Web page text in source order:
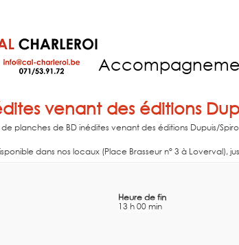
venant des éditions
planches de BD inédites venant des éditions Dupuis/
dans nos locaux (Place Brasseur n° 3 à Loverval),
Heure de fin
13 h 00 min